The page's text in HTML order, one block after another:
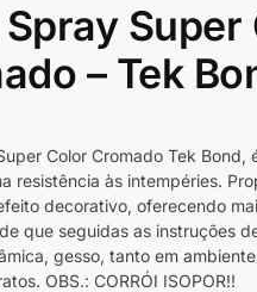
Super
– Tek
Color Cromado Tek
resistência às intempéries.
decorativo, oferecendo
que seguidas as instruções
gesso, tanto em
OBS.: CORRÓI ISOPOR!!